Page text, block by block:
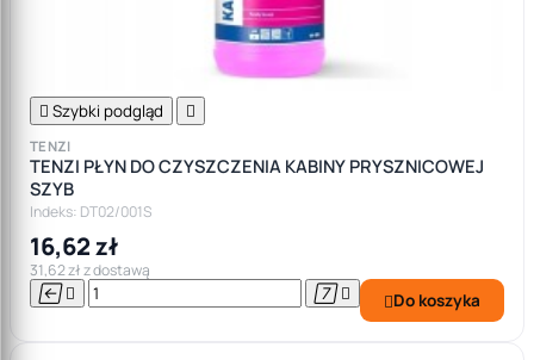
 Szybki podgląd 
TENZI
TENZI PŁYN DO CZYSZCZENIA KABINY PRYSZNICOWEJ
SZYB
Indeks: DT02/001S
16,62 zł
31,62 zł z dostawą
    Do koszyka